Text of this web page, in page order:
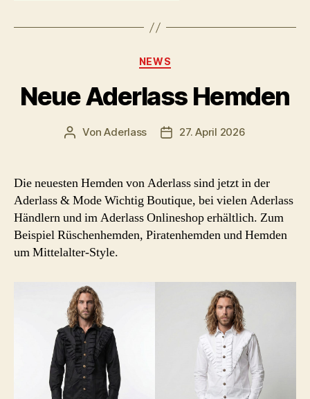
Kategorien
NEWS
Neue Aderlass Hemden
Beitragsautor
VonAderlass Beitragsdatum
27. April 2026
Die neuesten Hemden von Aderlass sind jetzt in der
Aderlass & Mode Wichtig Boutique, bei vielen Aderlass
Händlern und im Aderlass Onlineshop erhältlich. Zum
Beispiel Rüschenhemden, Piratenhemden und Hemden
um Mittelalter-Style.